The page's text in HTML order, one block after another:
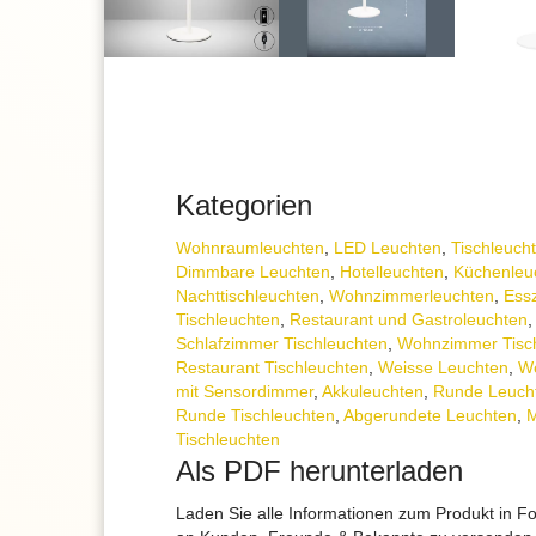
Kategorien
Wohnraum­leuchten, LED Leuchten,
Dimmbare Leuchten, Hotelleuchten,
Nachttisch­leuchten, Wohnzimmer­leuchten,
Tischleuchten, Restaurant und Gastroleuchten,
Schlafzimmer Tischleuchten, Wohnzimmer
Restaurant Tischleuchten, Weisse Leuchten,
mit Sensordimmer, Akkuleuchten, Runde
Runde Tischleuchten, Abgerundete Leuchten,
Tischleuchten
Als PDF herunterladen
Laden Sie alle Informationen zum Produkt in